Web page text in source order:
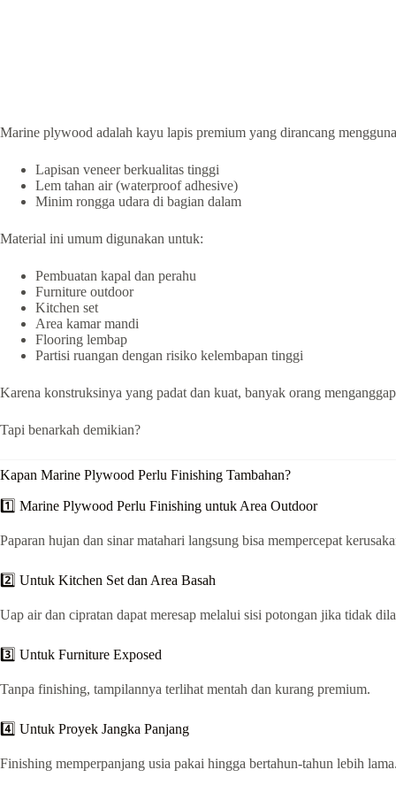
Marine plywood adalah kayu lapis premium yang dirancang
Lapisan veneer berkualitas tinggi
Lem tahan air (waterproof adhesive)
Minim rongga udara di bagian dalam
Material ini umum digunakan untuk:
Pembuatan kapal dan perahu
Furniture outdoor
Kitchen set
Area kamar mandi
Flooring lembap
Partisi ruangan dengan risiko kelembapan tinggi
Karena konstruksinya yang padat dan kuat, banyak orang
Tapi benarkah demikian?
Kapan Marine Plywood Perlu Finishing Tambahan?
1️⃣ Marine Plywood Perlu Finishing untuk Area Outdoor
Paparan hujan dan sinar matahari langsung bisa mempercepat
2️⃣ Untuk Kitchen Set dan Area Basah
Uap air dan cipratan dapat meresap melalui sisi potongan jika tidak
3️⃣ Untuk Furniture Exposed
Tanpa finishing, tampilannya terlihat mentah dan kurang premium.
4️⃣ Untuk Proyek Jangka Panjang
Finishing memperpanjang usia pakai hingga bertahun-tahun lebih